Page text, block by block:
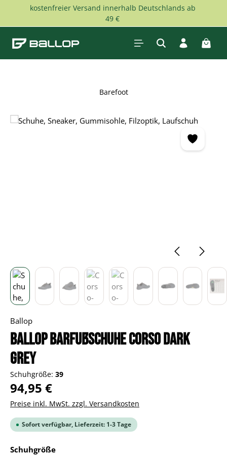
Zum Hauptinhalt springen
kostenfreier Versand innerhalb Deutschlands ab
49 €
Barefoot
Bildergalerie überspringen
Ballop
BALLOP Barfußschuhe Corso dark
grey
Schuhgröße: 39
Regulärer Preis:
94,95 €
Preise inkl. MwSt. zzgl. Versandkosten
Sofort verfügbar, Lieferzeit: 1-3 Tage
Schuhgrößeauswählen